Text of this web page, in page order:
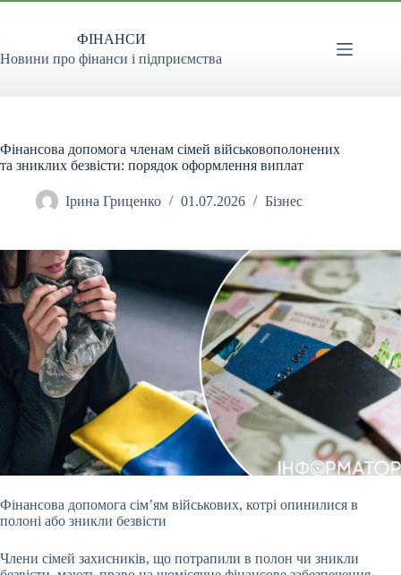
Перейти
ФІНАНСИ
Новини про фінанси і підприємства
Фінансова допомога членам сімей військовополонених
та зниклих безвісти: порядок оформлення виплат
Ірина Гриценко 01.07.2026 Бізнес
Фінансова допомога сім’ям військових, котрі опинилися в
полоні або зникли безвісти
Члени сімей захисників, що потрапили в полон чи зникли